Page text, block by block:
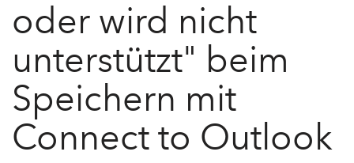
oder wird nicht
unterstützt" beim
Speichern mit
Connect to Outlook